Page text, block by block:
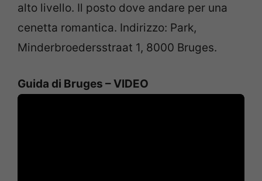
alto livello. Il posto dove andare per una
cenetta romantica. Indirizzo: Park,
Minderbroedersstraat 1, 8000 Bruges.
Guida di Bruges – VIDEO